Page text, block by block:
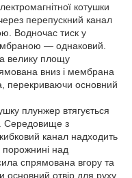
котушки
перепускний канал
Водночас тиск у
— однаковий.
велику площу
вниз і мембрана
перекриваючи основний
плунжер втягується
Середовище з
канал надходить
порожнині над
спрямована вгору та
основний отвір для руху